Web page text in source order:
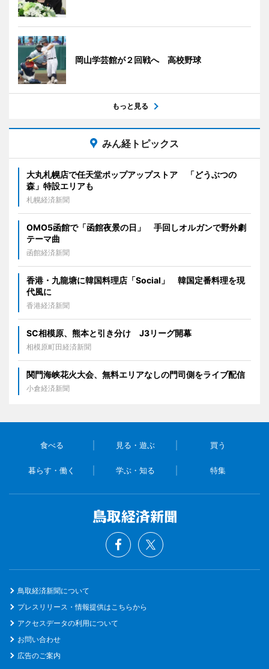
岡山学芸館が２回戦へ 高校野球
もっと見る
みん経トピックス
大丸札幌店で任天堂ポップアップストア 「どうぶつの
森」特設エリアも
札幌経済新聞
OMO5函館で「函館夜景の日」 手回しオルガンで野外劇
テーマ曲
函館経済新聞
香港・九龍塘に韓国料理店「Social」 韓国定番料理を現
代風に
香港経済新聞
SC相模原、熊本と引き分け J3リーグ開幕
相模原町田経済新聞
関門海峡花火大会、無料エリアなしの門司側をライブ配信
小倉経済新聞
食べる 見る・遊ぶ 買う
暮らす・働く 学ぶ・知る 特集
鳥取経済新聞について
プレスリリース・情報提供はこちらから
アクセスデータの利用について
お問い合わせ
広告のご案内